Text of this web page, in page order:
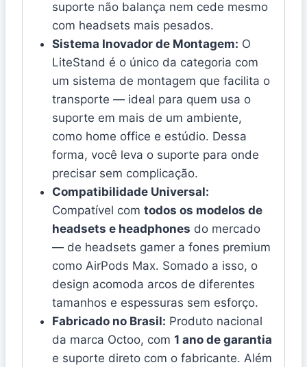
suporte não balança nem cede mesmo
com headsets mais pesados.
Sistema Inovador de Montagem: O
LiteStand é o único da categoria com
um sistema de montagem que facilita o
transporte — ideal para quem usa o
suporte em mais de um ambiente,
como home office e estúdio. Dessa
forma, você leva o suporte para onde
precisar sem complicação.
Compatibilidade Universal:
Compatível com todos os modelos de
headsets e headphones do mercado
— de headsets gamer a fones premium
como AirPods Max. Somado a isso, o
design acomoda arcos de diferentes
tamanhos e espessuras sem esforço.
Fabricado no Brasil: Produto nacional
da marca Octoo, com 1 ano de garantia
e suporte direto com o fabricante. Além